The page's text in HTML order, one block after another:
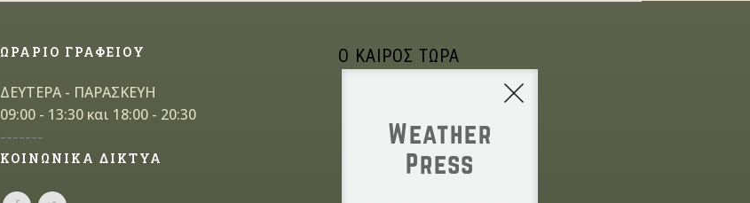
ΩΡΑΡΙΟ ΓΡΑΦΕΙΟΥ
ΔΕΥΤΕΡΑ - ΠΑΡΑΣΚΕΥΗ
09:00 - 13:30 και 18:00 - 20:30
-------
ΚΟΙΝΩΝΙΚΑ ΔΙΚΤΥΑ
Ο ΚΑΙΡΟΣ ΤΩΡΑ
Weather
Press